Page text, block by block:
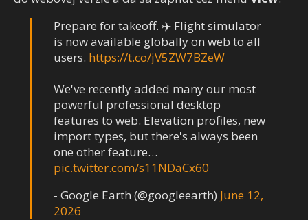
Prepare for takeoff. ✈️ Flight simulator
is now available globally on web to all
users. https://t.co/jV5ZW7BZeW
We've recently added many our most
powerful professional desktop
features to web. Elevation profiles, new
import types, but there's always been
one other feature…
pic.twitter.com/s11NDaCx60
- Google Earth (@googleearth) June 12,
2026